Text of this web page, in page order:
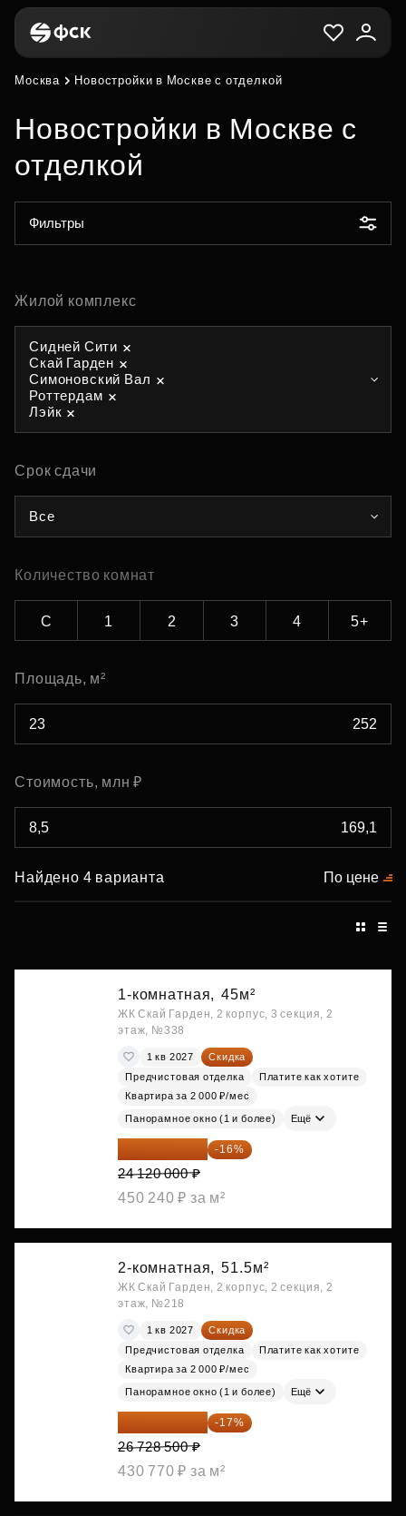
Москва Новостройки в Москве с отделкой
Новостройки в Москве с
отделкой
Фильтры
Жилой комплекс
Сидней Сити
Скай Гарден
Симоновский Вал
Роттердам
Лэйк
Срок сдачи
Все
Количество комнат
С 1 2 3 4 5+
Площадь, м²
Стоимость, млн ₽
Найдено 4 варианта По цене
1-комнатная, 45м²
ЖК Скай Гарден, 2 корпус, 3 секция, 2
этаж, №338
1 кв 2027
Скидка
Предчистовая отделка
Платите как хотите
Квартира за 2 000 ₽/мес
Панорамное окно (1 и более) Ещё
20 260 800 ₽ -16%
24 120 000 ₽
450 240 ₽ за м²
2-комнатная, 51.5м²
ЖК Скай Гарден, 2 корпус, 2 секция, 2
этаж, №218
1 кв 2027
Скидка
Предчистовая отделка
Платите как хотите
Квартира за 2 000 ₽/мес
Панорамное окно (1 и более) Ещё
22 184 655 ₽ -17%
26 728 500 ₽
430 770 ₽ за м²